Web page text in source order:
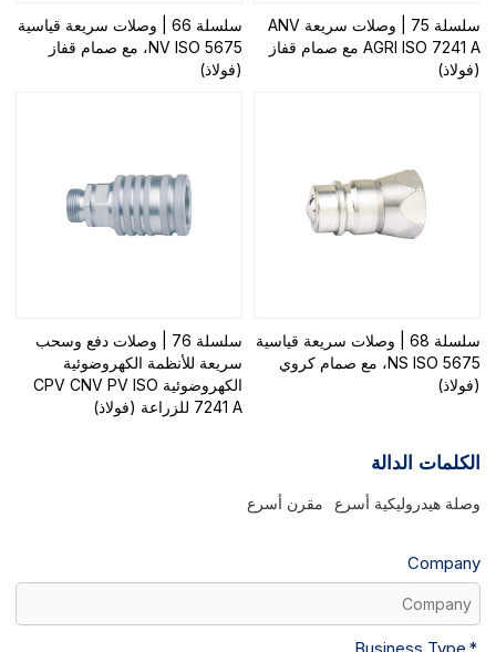
سلسلة 75 | وصلات سريعة ANV
AGRI ISO 7241 A مع صمام قفاز
(فولاذ)
سلسلة 66 | وصلات سريعة قياسية
NV ISO 5675، مع صمام قفاز
(فولاذ)
سلسلة 68 | وصلات سريعة قياسية
NS ISO 5675، مع صمام كروي
(فولاذ)
سلسلة 76 | وصلات دفع وسحب
سريعة للأنظمة الكهروضوئية
الكهروضوئية CPV CNV PV ISO
7241 A للزراعة (فولاذ)
الكلمات الدالة
وصلة هيدروليكية أسرع مقرن أسرع
Company